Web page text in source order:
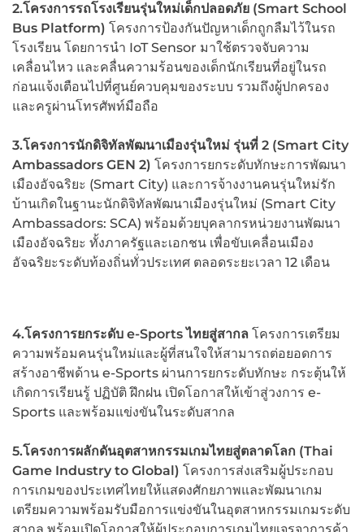
2.โครงการรถโรงเรียนรุ่นใหม่เด็กปลอดภัย (Smart School
Bus Platform) โครงการป้องกันปัญหาเด็กถูกลืมไว้ในรถ
โรงเรียน โดยการนำ IoT Sensor มาใช้ตรวจจับความ
เคลื่อนไหว และคลื่นความร้อนของเด็กนักเรียนที่อยู่ในรถ
ก่อนแจ้งเตือนไปที่ศูนย์ควบคุมของระบบ รวมถึงผู้ปกครอง
และครูผ่านโทรศัพท์มือถือ
3.โครงการนักดิจิทัลพัฒนาเมืองรุ่นใหม่ รุ่นที่ 2 (Smart City
Ambassadors GEN 2) โครงการยกระดับทักษะการพัฒนา
เมืองอัจฉริยะ (Smart City) และการจ้างงานคนรุ่นใหม่รัก
บ้านเกิดในฐานะนักดิจิทัลพัฒนาเมืองรุ่นใหม่ (Smart City
Ambassadors: SCA) พร้อมด้วยบุคลากรหน่วยงานพัฒนา
เมืองอัจฉริยะ ทั้งภาครัฐและเอกชน เพื่อขับเคลื่อนเมือง
อัจฉริยะระดับท้องถิ่นทั่วประเทศ ตลอดระยะเวลา 12 เดือน
4.โครงการยกระดับ e-Sports ไทยสู่สากล โครงการเตรียม
ความพร้อมคนรุ่นใหม่และผู้ที่สนใจให้สามารถต่อยอดการ
สร้างอาชีพด้าน e-Sports ผ่านการยกระดับทักษะ กระตุ้นให้
เกิดการเรียนรู้ ปฏิบัติ ฝึกฝน เปิดโอกาสให้เข้าสู่วงการ e-
Sports และพร้อมแข่งขันในระดับสากล
5.โครงการผลักดันอุตสาหกรรมเกมไทยสู่ตลาดโลก (Thai
Game Industry to Global) โครงการส่งเสริมผู้ประกอบ
การเกมของประเทศไทยให้แสดงศักยภาพและพัฒนาเกม
เตรียมความพร้อมรับมือการแข่งขันในอุตสาหกรรมเกมระดับ